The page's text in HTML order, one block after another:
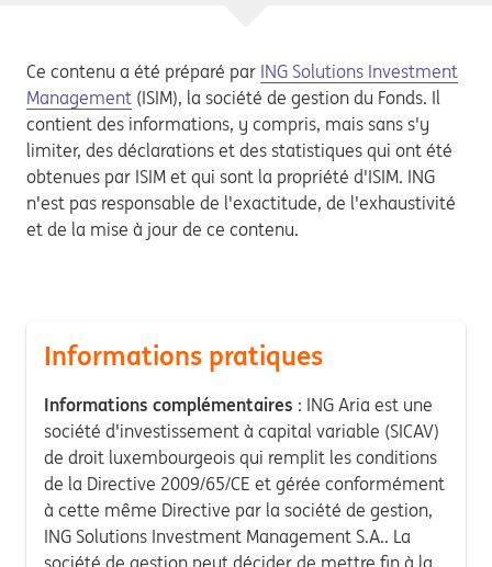
Ce contenu a été préparé par ING Solutions Investment
Management (ISIM), la société de gestion du Fonds. Il
contient des informations, y compris, mais sans s'y
limiter, des déclarations et des statistiques qui ont été
obtenues par ISIM et qui sont la propriété d'ISIM. ING
n'est pas responsable de l'exactitude, de l'exhaustivité
et de la mise à jour de ce contenu.
Informations pratiques
Informations complémentaires : ING Aria est une
société d'investissement à capital variable (SICAV)
de droit luxembourgeois qui remplit les conditions
de la Directive 2009/65/CE et gérée conformément
à cette même Directive par la société de gestion,
ING Solutions Investment Management S.A.. La
société de gestion peut décider de mettre fin à la